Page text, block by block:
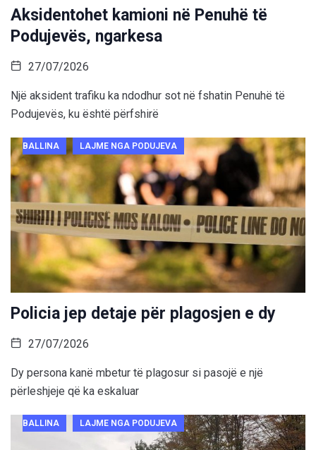
Aksidentohet kamioni në Penuhë të
Podujevës, ngarkesa
27/07/2026
Një aksident trafiku ka ndodhur sot në fshatin Penuhë të
Podujevës, ku është përfshirë
BALLINA LAJME NGA PODUJEVA
Policia jep detaje për plagosjen e dy
27/07/2026
Dy persona kanë mbetur të plagosur si pasojë e një
përleshjeje që ka eskaluar
BALLINA LAJME NGA PODUJEVA